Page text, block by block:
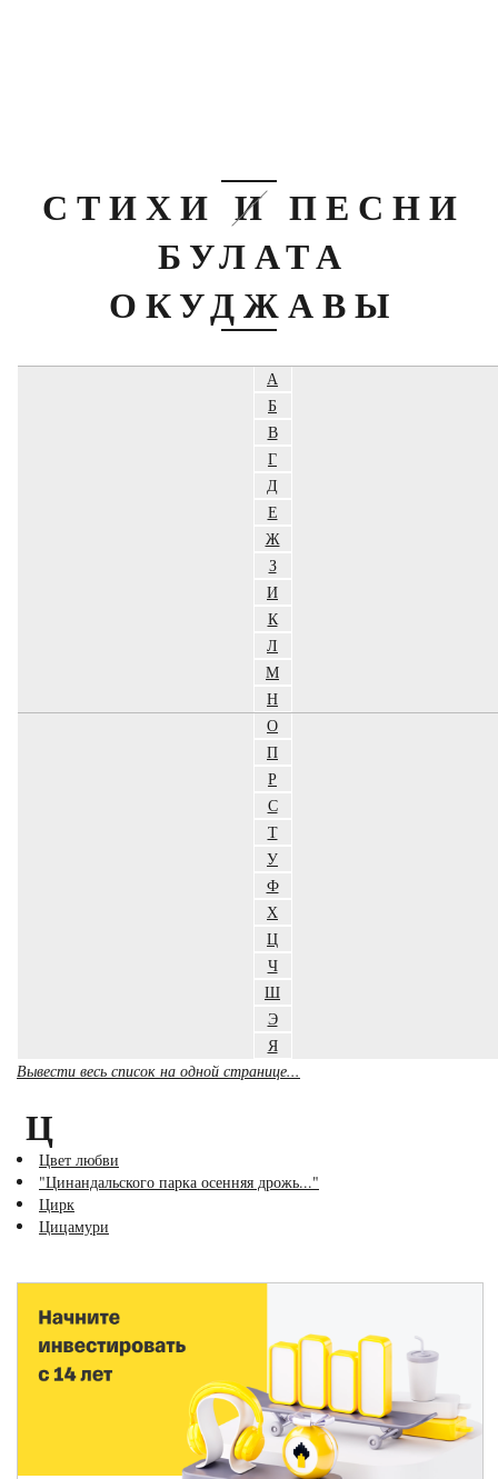
СТИХИ И ПЕСНИ
БУЛАТА
ОКУДЖАВЫ
А
Б
В
Г
Д
Е
Ж
З
И
К
Л
М
Н
О
П
Р
С
Т
У
Ф
Х
Ц
Ч
Ш
Э
Я
Вывести весь список на одной странице...
Ц
Цвет любви
"Цинандальского парка осенняя дрожь..."
Цирк
Цицамури